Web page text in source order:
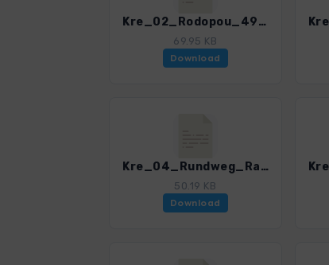
Kre_02_Rodopou_4947_3.gpx
69.95 KB
Download
Kre_04_Rundweg_Ravdoucha_4947_3.gpx
50.19 KB
Download